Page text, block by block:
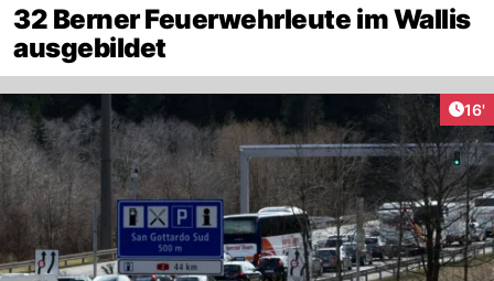
32 Berner Feuerwehrleute im Wallis
ausgebildet
16'